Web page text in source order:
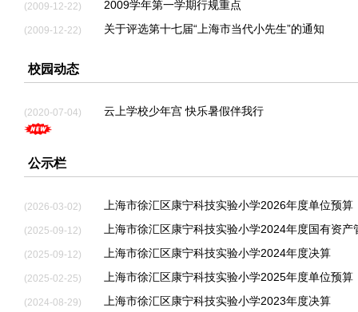
2009学年第一学期行规重点
(2009-12-22)
关于评选第十七届“上海市当代小先生”的通知
(2009-12-22)
校园动态
云上学校少年宫 快乐暑假伴我行
(2020-07-04)
公示栏
上海市徐汇区康宁科技实验小学2026年度单位预算
(2026-03-02)
上海市徐汇区康宁科技实验小学2024年度国有资产
(2025-09-12)
上海市徐汇区康宁科技实验小学2024年度决算
(2025-09-12)
上海市徐汇区康宁科技实验小学2025年度单位预算
(2025-02-25)
上海市徐汇区康宁科技实验小学2023年度决算
(2024-08-29)